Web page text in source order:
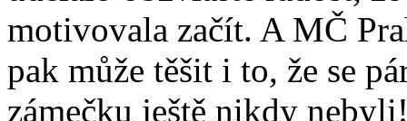
motivovala začít. A MČ
pak může těšit i to, že se
zámečku ještě nikdy